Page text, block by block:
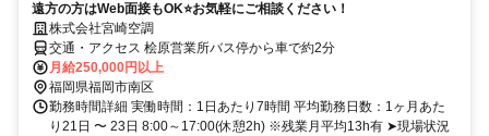
遠方の方はWeb面接もOK⭐お気軽にご相談ください！
株式会社宮崎空調
交通・アクセス 桧原営業所バス停から車で約2分
月給250,000円以上
福岡県福岡市南区
勤務時間詳細 実働時間：1日あたり7時間 平均勤務日数：1ヶ月あた
り21日 〜 23日 8:00～17:00(休憩2h) ※残業月平均13h有 ➤現場状況